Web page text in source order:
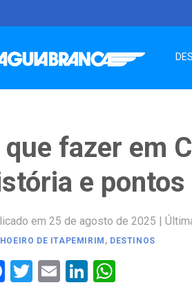
que fazer em
e
em 25 de agosto de 2025 |
DE ITAPEMIRIM , DESTINOS
Facebook
Twitter
EmailLinkedIn